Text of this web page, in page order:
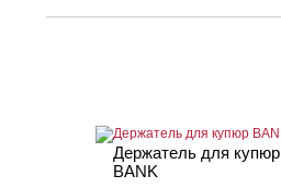
Держатель для купюр
BANK